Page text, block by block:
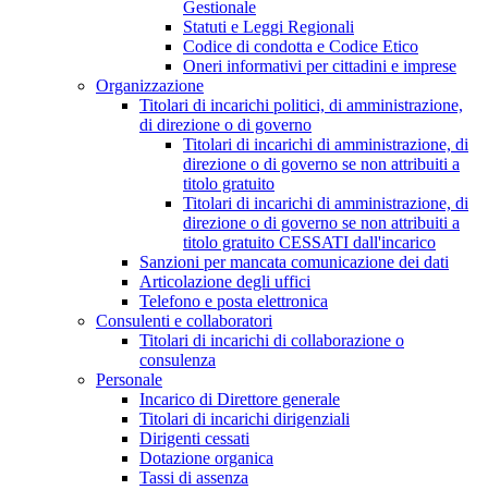
Gestionale
Statuti e Leggi Regionali
Codice di condotta e Codice Etico
Oneri informativi per cittadini e imprese
Organizzazione
Titolari di incarichi politici, di amministrazione,
di direzione o di governo
Titolari di incarichi di amministrazione, di
direzione o di governo se non attribuiti a
titolo gratuito
Titolari di incarichi di amministrazione, di
direzione o di governo se non attribuiti a
titolo gratuito CESSATI dall'incarico
Sanzioni per mancata comunicazione dei dati
Articolazione degli uffici
Telefono e posta elettronica
Consulenti e collaboratori
Titolari di incarichi di collaborazione o
consulenza
Personale
Incarico di Direttore generale
Titolari di incarichi dirigenziali
Dirigenti cessati
Dotazione organica
Tassi di assenza